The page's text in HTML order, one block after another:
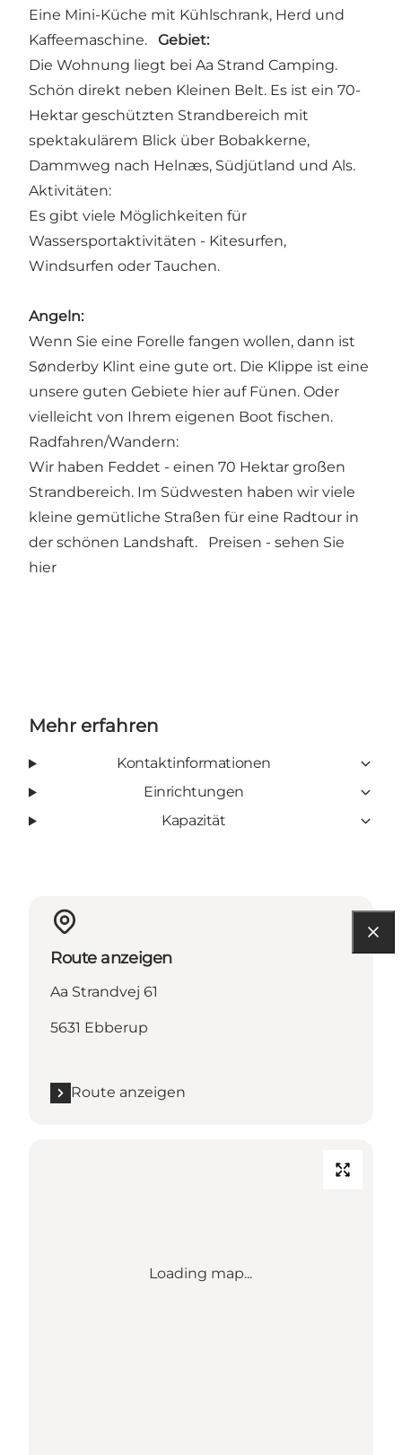
Eine Mini-Küche mit Kühlschrank, Herd und
Kaffeemaschine. Gebiet:
Die Wohnung liegt bei Aa Strand Camping.
Schön direkt neben Kleinen Belt. Es ist ein 70-
Hektar geschützten Strandbereich mit
spektakulärem Blick über Bobakkerne,
Dammweg nach Helnæs, Südjütland und Als.
Aktivitäten:
Es gibt viele Möglichkeiten für
Wassersportaktivitäten - Kitesurfen,
Windsurfen oder Tauchen.
Angeln:
Wenn Sie eine Forelle fangen wollen, dann ist
Sønderby Klint eine gute ort. Die Klippe ist eine
unsere guten Gebiete hier auf Fünen. Oder
vielleicht von Ihrem eigenen Boot fischen.
Radfahren/Wandern:
Wir haben Feddet - einen 70 Hektar großen
Strandbereich. Im Südwesten haben wir viele
kleine gemütliche Straßen für eine Radtour in
der schönen Landshaft. Preisen - sehen Sie
hier
Mehr erfahren
Kontaktinformationen
Einrichtungen
Kapazität
Route anzeigen
Aa Strandvej 61
5631 Ebberup
Route anzeigen
Loading map...